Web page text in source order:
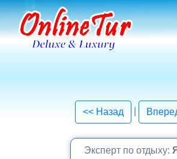
<< Назад
Эксперт по отдыху: